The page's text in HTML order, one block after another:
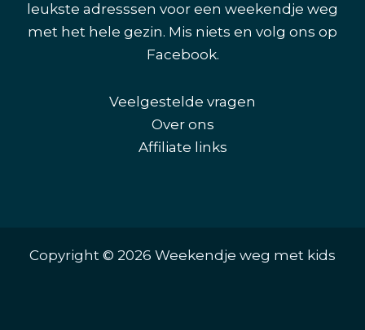
leukste adresssen voor een weekendje weg
met het hele gezin. Mis niets en volg ons op
Facebook.
Veelgestelde vragen
Over ons
Affiliate links
Copyright © 2026 Weekendje weg met kids